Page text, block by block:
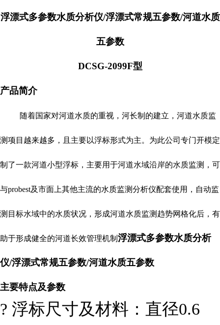
浮漂式多参数水质分析仪/浮漂式常规五参数/河道水质
五参数
DCSG-2099F型
产品简介
随着国家对河道水质的重视，河长制的建立，河道水质监
测项目越来越多，且主要以浮标形式为主。为此公司专门开模定
制了一款河道小型浮标，主要用于河道水域沿岸的水质监测，可
与probest及市面上其他主流的水质监测分析仪配套使用，自动监
测目标水域中的水质状况，形成河道水质监测趋势网格化后，有
助于形成健全的河道长效管理机制 浮漂式多参数水质分析
仪/浮漂式常规五参数/河道水质五参数
主要特点及参数
? 浮标尺寸及材料：直径0.6